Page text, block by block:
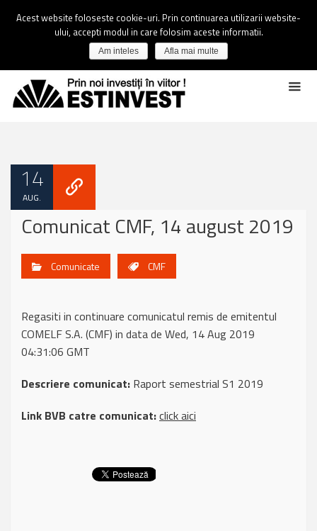
14
AUG.
Comunicat CMF, 14 august 2019
Comunicate CMF
Regasiti in continuare comunicatul remis de emitentul
COMELF S.A. (CMF) in data de Wed, 14 Aug 2019
04:31:06 GMT
Descriere comunicat: Raport semestrial S1 2019
Link BVB catre comunicat:click aici
Acest website foloseste cookie-uri. Prin continuarea utilizarii website-
ului, accepti modul in care folosim aceste informatii.
Am inteles Afla mai multe